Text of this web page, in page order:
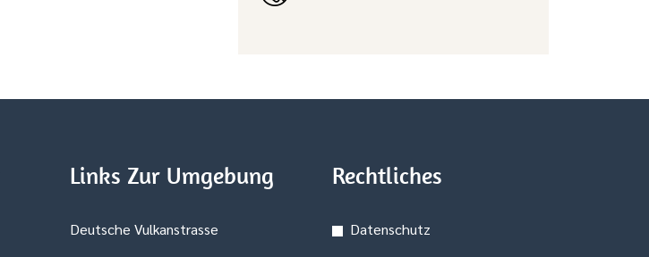
Links Zur Umgebung
Deutsche Vulkanstrasse
Rechtliches
Datenschutz